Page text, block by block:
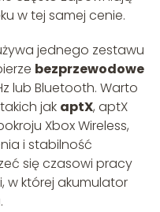
w tej samej cenie.
jednego zestawu
bezprzewodowe
lub Bluetooth. Warto
jak aptX, aptX
Xbox Wireless,
i stabilność
się czasowi pracy
w której akumulator